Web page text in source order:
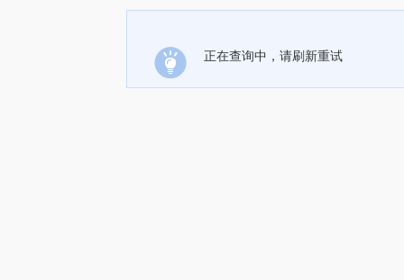
正在查询中，请刷新重试